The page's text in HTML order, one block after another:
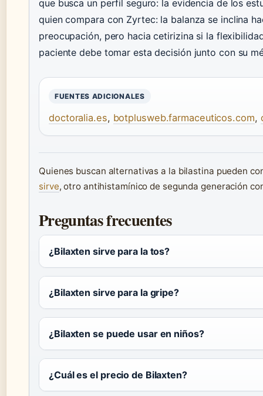
que busca un perfil seguro: la evidencia de los
quien compara con Zyrtec: la balanza se inclina
preocupación, pero hacia cetirizina si la
paciente debe tomar esta decisión junto con su
FUENTES ADICIONALES
doctoralia.es, botplusweb.farmaceuticos.com,
Quienes buscan alternativas a la bilastina pueden
sirve, otro antihistamínico de segunda generación
Preguntas frecuentes
¿Bilaxten sirve para la tos?
¿Bilaxten sirve para la gripe?
¿Bilaxten se puede usar en niños?
¿Cuál es el precio de Bilaxten?